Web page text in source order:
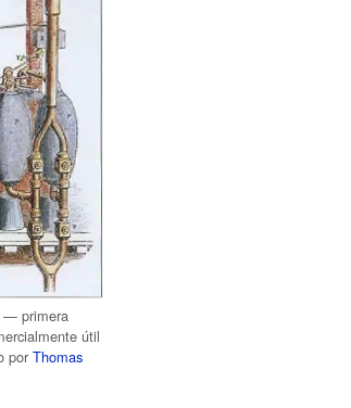
— primera
útil
porThomas